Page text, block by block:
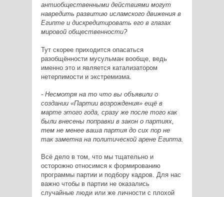
антиобщественными действиями могут
навредить развитию исламского движения в
Египте и дискредитировать его в глазах
мировой общественности?
Тут скорее приходится опасаться
разобщённости мусульман вообще, ведь
именно это и является катализатором
нетерпимости и экстремизма.
- Несмотря на то что вы объявили о
создании «Партии возрождения» ещё в
марте этого года, сразу же после того как
были внесены поправки в закон о партиях,
тем не менее ваша партия до сих пор не
так заметна на политической арене Египта.
Всё дело в том, что мы тщательно и
осторожно относимся к формированию
программы партии и подбору кадров. Для нас
важно чтобы в партии не оказались
случайные люди или же личности с плохой